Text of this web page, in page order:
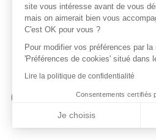
Guide des tailles
Politique de
Conditions
de la Carte de
site vous intéresse avant de vous
mais on aimerait bien vous
C'est OK pour vous ?
Pour modifier vos préférences par
'Préférences de cookies' situé dans
Lire la politique de confidentialité
Consentements certifiés
Je choisis